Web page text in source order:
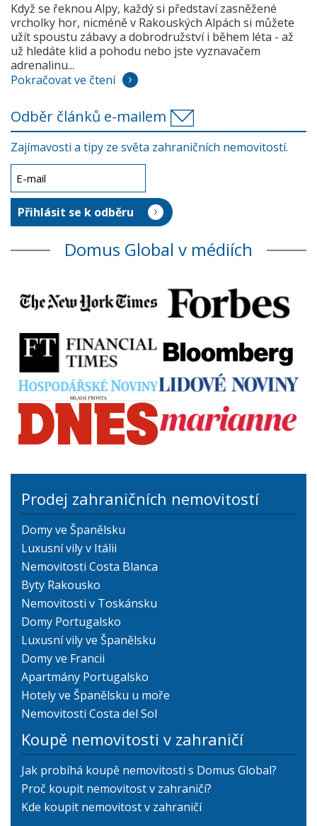
Když se řeknou Alpy, každý si představí zasněžené
vrcholky hor, nicméně v Rakouských Alpách si můžete
užít spoustu zábavy a dobrodružství i během léta - až
už hledáte klid a pohodu nebo jste vyznavačem
adrenalinu...
Pokračovat ve čtení
Odběr článků e-mailem
Zajímavosti a tipy ze světa zahraničních nemovitostí.
Domus Global v médiích
Prodej zahraničních nemovitostí
Domy ve Španělsku
Luxusní vily v Itálii
Nemovitosti Costa Blanca
Byty Rakousko
Nemovitosti v Toskánsku
Domy Portugalsko
Luxusní vily ve Španělsku
Domy ve Francii
Apartmány Portugalsko
Hotely ve Španělsku u moře
Nemovitosti Costa del Sol
Koupě nemovitosti v zahraničí
Jak probíhá koupě nemovitosti s Domus Global?
Proč koupit nemovitost v zahraničí?
Kde koupit nemovitost v zahraničí